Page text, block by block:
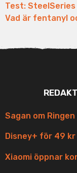
Test: SteelSeries
Vad är fentanyl
Sagan om
Disney+ för 49
Xiaomi öppnar